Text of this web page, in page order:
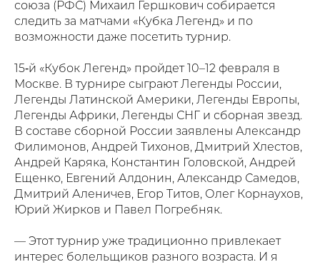
союза (РФС) Михаил Гершкович собирается
следить за матчами «Кубка Легенд» и по
возможности даже посетить турнир.
15‑й «Кубок Легенд» пройдет 10–12 февраля в
Москве. В турнире сыграют Легенды России,
Легенды Латинской Америки, Легенды Европы,
Легенды Африки, Легенды СНГ и сборная звезд.
В составе сборной России заявлены Александр
Филимонов, Андрей Тихонов, Дмитрий Хлестов,
Андрей Каряка, Константин Головской, Андрей
Ещенко, Евгений Алдонин, Александр Самедов,
Дмитрий Аленичев, Егор Титов, Олег Корнаухов,
Юрий Жирков и Павел Погребняк.
— Этот турнир уже традиционно привлекает
интерес болельщиков разного возраста. И я